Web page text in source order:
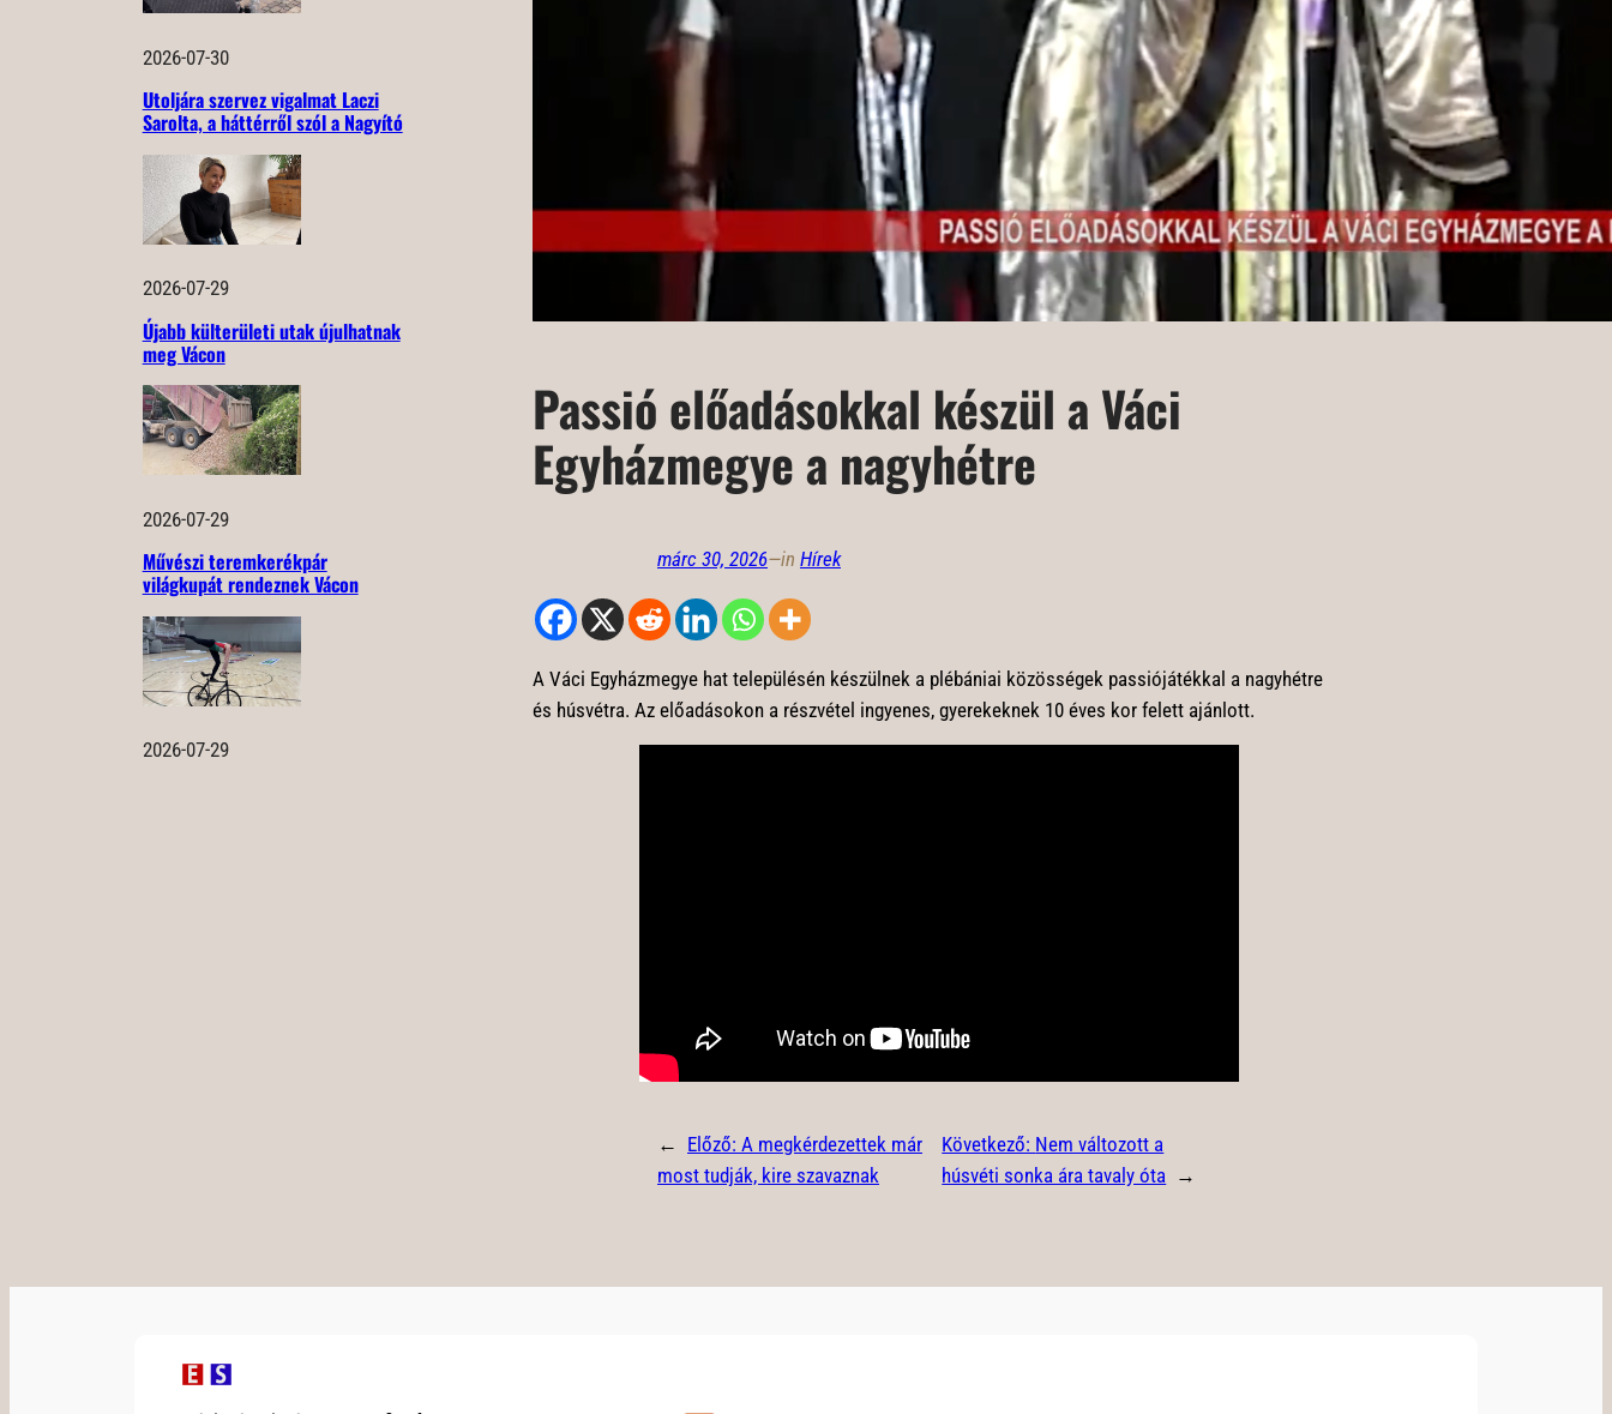
2026-07-30
Utoljára szervez vigalmat Laczi
Sarolta, a háttérről szól a Nagyító
2026-07-29
Újabb külterületi utak újulhatnak
meg Vácon
2026-07-29
Művészi teremkerékpár
világkupát rendeznek Vácon
2026-07-29
Passió előadásokkal készül a Váci
Egyházmegye a nagyhétre
márc 30, 2026—in Hírek
A Váci Egyházmegye hat településén készülnek a plébániai közösségek passiójátékkal a nagyhétre
és húsvétra. Az előadásokon a részvétel ingyenes, gyerekeknek 10 éves kor felett ajánlott.
← Előző: A megkérdezettek már
most tudják, kire szavaznak
Következő: Nem változott a
húsvéti sonka ára tavaly óta →